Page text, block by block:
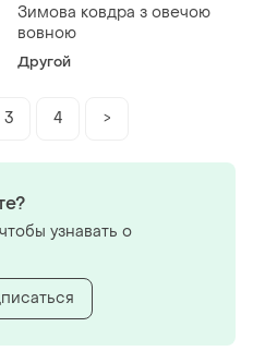
Зимова ковдра з овечою
вовною
Другой
3 4 >
узнавать о